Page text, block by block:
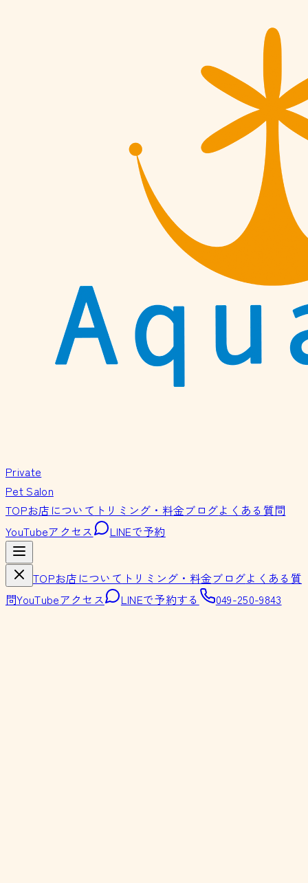
Private
Pet Salon
TOPお店について トリミング・料金ブログよくある質問
YouTubeアクセス LINEで予約
TOPお店について トリミング・料金ブログよくある質
問YouTubeアクセス LINEで予約する 049-250-9843